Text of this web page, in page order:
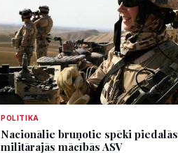
POLITIKA
Nacionālie bruņotie spēki piedalās
militārajās mācībās ASV